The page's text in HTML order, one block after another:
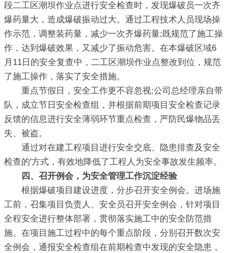
段二工区潮坝作业点进行安全检查时，发现爆破员一次齐
爆药量大，造成爆破振动过大。通过工程技术人员现场操
作示范，调整装药量，减少一次齐爆药量;既规范了施工操
作，达到爆破效果，又减少了振动危害。在本爆破区域6
月11日的安全复查中，二工区潮坝作业点整改到位，规范
了施工操作，落实了安全措施。
重点节假日，安全工作更不容忽视;公司总经理亲自带
队，成立节日安全检查组，并根据前期项目安全检查记录
反馈的信息进行安全薄弱环节重点检查，严防民爆物品丢
失、被盗。
通过对在建工程项目进行安全交底、隐患排查及安全
检查的'方式，有效地降低了工程人为安全事故发生频率。
四、召开例会，为安全管理工作沉淀经验
根据爆破项目建设进度，分步召开安全例会。进场施
工前，召集项目负责人、安全员召开安全例会，针对项目
全程安全进行整体部署，贯彻落实施工中的安全防范措
施。在项目施工过程中的每个重点阶段，分别召开数次安
全例会，通报安全检查组在前期检查中发现的安全隐患，